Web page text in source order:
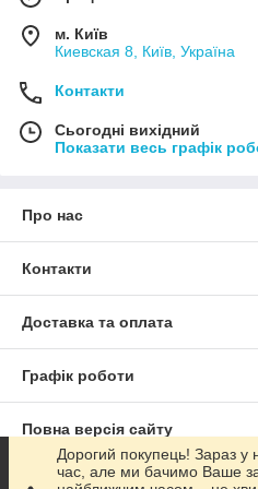
м. Київ
Киевская 8, Київ, Україна
Контакти
Сьогодні вихідний
Показати весь графік
Про нас
Контакти
Доставка та оплата
Графік роботи
Повна версія сайту
Сайт створено на
Дорогий покупець! Зараз у
час, але ми бачимо Ваше